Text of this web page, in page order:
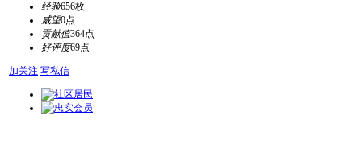
经验656枚
威望0点
贡献值364点
好评度69点
加关注 写私信